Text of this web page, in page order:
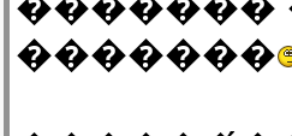
�������